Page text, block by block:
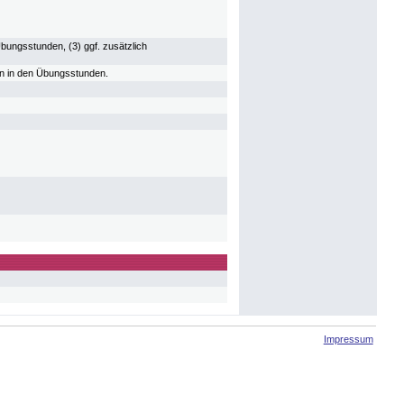
(3) ggf. zusätzlich
in den Übungsstunden.
Impressum